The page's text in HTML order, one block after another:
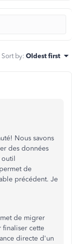
Sort by: Oldest first
Nous savons
des données
outil
de
précédent. Je
de migrer
finaliser cette
directe d'un